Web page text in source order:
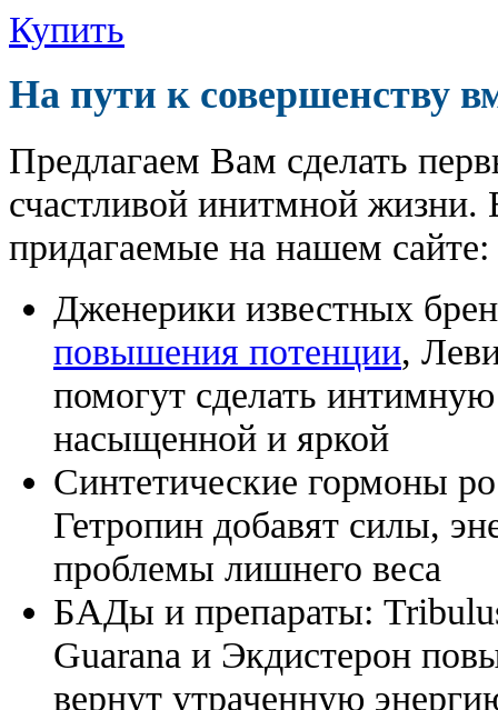
Купить
На пути к совершенству
Предлагаем Вам сделать
счастливой инитмной жизни.
придагаемые на нашем сайте:
Дженерики известных
повышения потенции,
помогут сделать
насыщенной и яркой
Синтетические гормоны
Гетропин добавят силы,
проблемы лишнего веса
БАДы и препараты:
Guarana и Экдистерон
вернут утраченную